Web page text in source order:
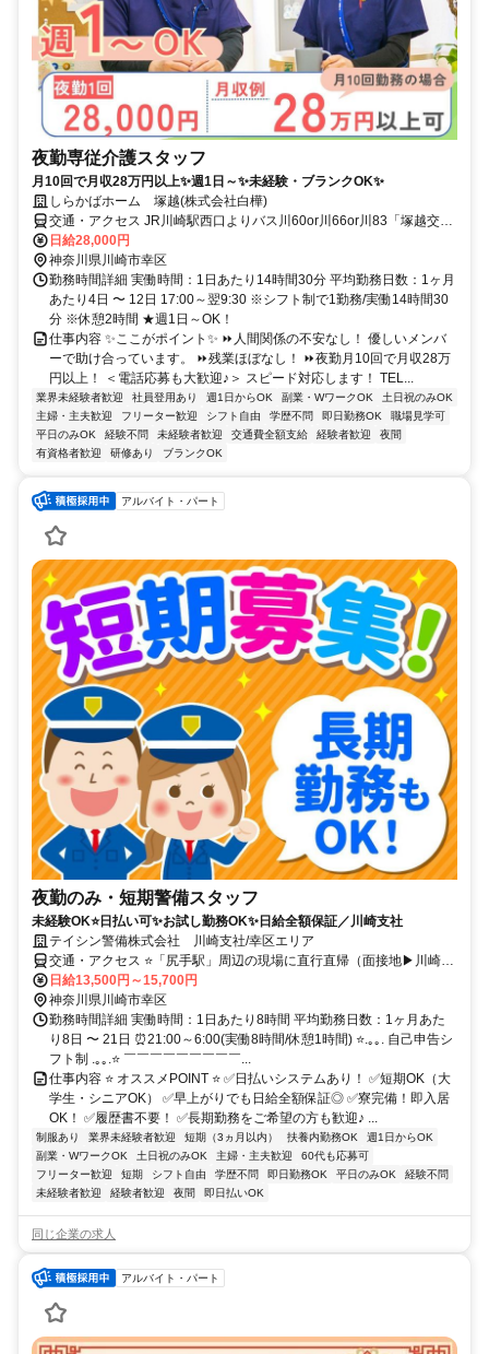
夜勤専従介護スタッフ
月10回で月収28万円以上✨週1日～✨未経験・ブランクOK✨
しらかばホーム 塚越(株式会社白樺)
交通・アクセス JR川崎駅西口よりバス川60or川66or川83「塚越交番
前」下車後徒歩5分、南武線｢鹿島田駅｣｢矢向駅｣より徒歩12分
日給28,000円
神奈川県川崎市幸区
勤務時間詳細 実働時間：1日あたり14時間30分 平均勤務日数：1ヶ月
あたり4日 〜 12日 17:00～翌9:30 ※シフト制で1勤務/実働14時間30
分 ※休憩2時間 ★週1日～OK！
仕事内容 ✨ここがポイント✨ ⏩人間関係の不安なし！ 優しいメンバ
ーで助け合っています。 ⏩残業ほぼなし！ ⏩夜勤月10回で月収28万
円以上！ ＜電話応募も大歓迎♪＞ スピード対応します！ TEL...
業界未経験者歓迎 社員登用あり 週1日からOK 副業・WワークOK
土日祝のみOK
主婦・主夫歓迎
フリーター歓迎 シフト自由 学歴不問 即日勤務OK
職場見学可
平日のみOK
経験不問 未経験者歓迎 交通費全額支給 経験者歓迎
夜間
有資格者歓迎
研修あり ブランクOK
アルバイト・パート
夜勤のみ・短期警備スタッフ
未経験OK⭐日払い可✨お試し勤務OK✨日給全額保証／川崎支社
テイシン警備株式会社 川崎支社/幸区エリア
交通・アクセス ⭐「尻手駅」周辺の現場に直行直帰（面接地▶川崎駅
徒歩10分）
日給13,500円～15,700円
神奈川県川崎市幸区
勤務時間詳細 実働時間：1日あたり8時間 平均勤務日数：1ヶ月あた
り8日 〜 21日 ⏰21:00～6:00(実働8時間/休憩1時間) ⭐.｡｡. 自己申告シ
フト制 .｡｡.⭐ ￣￣￣￣￣￣￣￣￣...
仕事内容 ⭐ オススメPOINT ⭐ ✅日払いシステムあり！ ✅短期OK（大
学生・シニアOK） ✅早上がりでも日給全額保証◎ ✅寮完備！即入居
OK！ ✅履歴書不要！ ✅長期勤務をご希望の方も歓迎♪ ...
制服あり 業界未経験者歓迎 短期（3ヵ月以内） 扶養内勤務OK
週1日からOK
副業・WワークOK
土日祝のみOK 主婦・主夫歓迎
60代も応募可
フリーター歓迎
短期 シフト自由 学歴不問 即日勤務OK 平日のみOK
経験不問
未経験者歓迎
経験者歓迎 夜間 即日払いOK
同じ企業の求人
アルバイト・パート